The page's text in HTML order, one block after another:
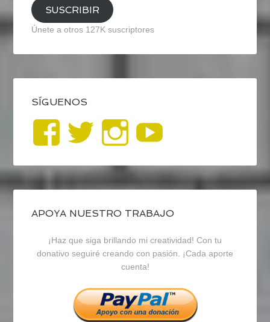
SUSCRIBIR
Únete a otros 127K suscriptores
SÍGUENOS
Ver
perfil
de
blogrecursosep
en
Facebook
Ver
perfil
de
recursosep
en
Twitter
Ver
perfil
de
recursosep
en
Instagram
APOYA NUESTRO TRABAJO
¡Haz que siga brillando mi creatividad! Con tu
donativo seguiré creando con pasión. ¡Cada aporte
cuenta!